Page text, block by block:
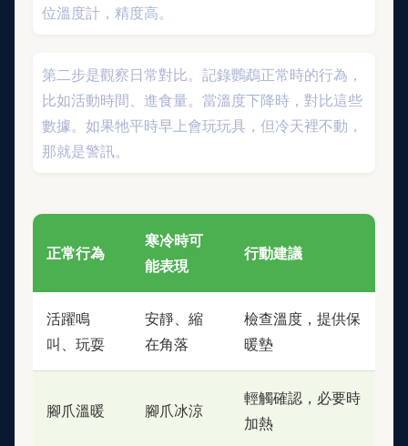
位溫度計，精度高。
第二步是觀察日常對比。記錄鸚鵡正常時的行為，
比如活動時間、進食量。當溫度下降時，對比這些
數據。如果牠平時早上會玩玩具，但冷天裡不動，
那就是警訊。
正常行為
寒冷時可
能表現
行動建議
活躍鳴
叫、玩耍
安靜、縮
在角落
檢查溫度，提供保
暖墊
腳爪溫暖 腳爪冰涼
輕觸確認，必要時
加熱